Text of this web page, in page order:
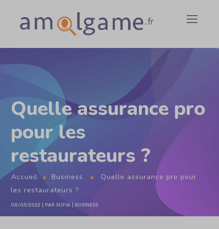
Quelle assurance pro
pour les
restaurateurs ?
Accueil Business
Quelle assurance pro pour
les restaurateurs ?
08/03/2022 PAR SOFIA BUSINESS